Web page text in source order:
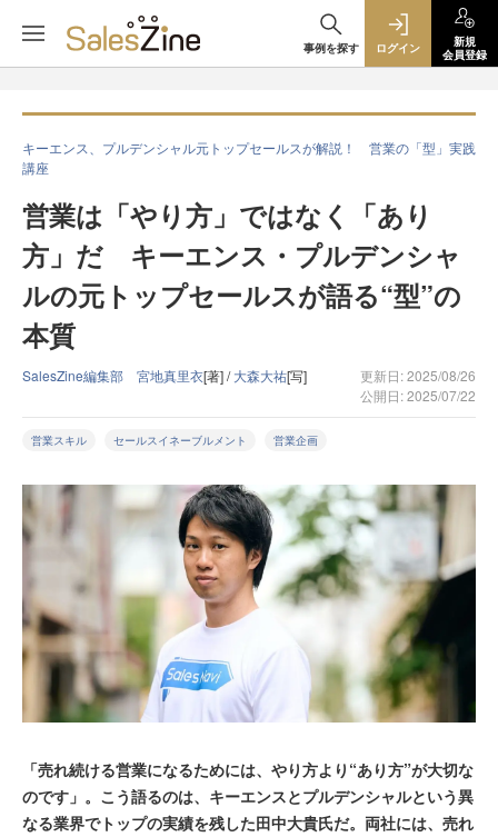
事例を探す ログイン
新規
会員登録
キーエンス、プルデンシャル元トップセールスが解説！ 営業の「型」実践
講座
営業は「やり方」ではなく「あり
方」だ キーエンス・プルデンシャ
ルの元トップセールスが語る“型”の
本質
SalesZine編集部 宮地真里衣[著] /大森大祐[写]
更新日: 2025/08/26
公開日: 2025/07/22
営業スキル セールスイネーブルメント 営業企画
「売れ続ける営業になるためには、やり方より“あり方”が大切な
のです」。こう語るのは、キーエンスとプルデンシャルという異
なる業界でトップの実績を残した田中大貴氏だ。両社には、売れ